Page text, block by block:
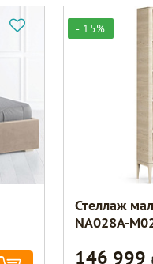
- 15%
Стеллаж
NA028A-
146 999